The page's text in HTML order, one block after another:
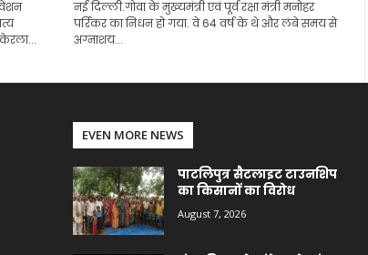
नई दिल्ली.गोवा के मुख्यमंत्री एवं पूर्व रक्षा मंत्री मनोहर
पर्रिकर का निधन हो गया. वे 64 वर्ष के थे और लंबे समय से
अग्नाशय...
EVEN MORE NEWS
पाटलिपुत्र सैटलाइट टाउनशिप
का किसानों का विरोध
August 7, 2026